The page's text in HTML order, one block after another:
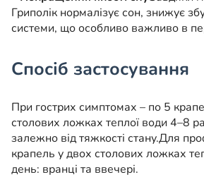
Гриполік нормалізує сон, знижує
системи, що особливо важливо в
Спосіб застосування
При гострих симптомах – по 5
столових ложках теплої води 4–8
залежно від тяжкості стану.Для
крапель у двох столових ложках
день: вранці та ввечері.